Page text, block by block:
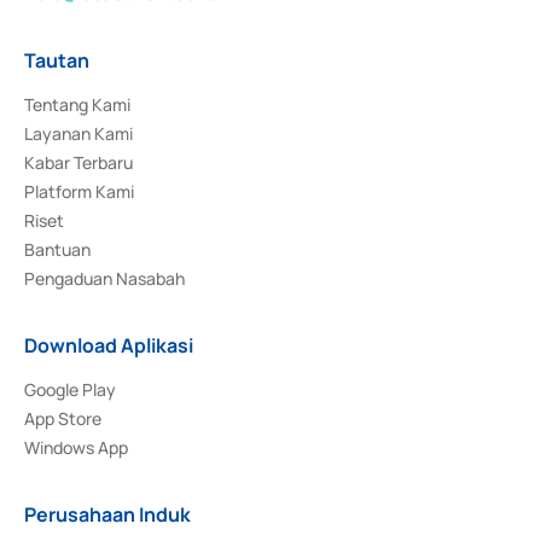
Tautan
Tentang Kami
Layanan Kami
Kabar Terbaru
Platform Kami
Riset
Bantuan
Pengaduan Nasabah
Download Aplikasi
Google Play
App Store
Windows App
Perusahaan Induk